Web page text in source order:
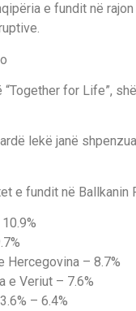
e fundit në
for Life”,
lekë janë
e fundit në
Hercegovina – 8.7%
e Veriut – 7.6%
– 6.4%